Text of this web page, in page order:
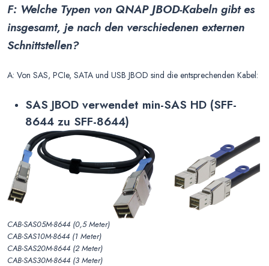
F: Welche Typen von QNAP JBOD-Kabeln gibt es
insgesamt, je nach den verschiedenen externen
Schnittstellen?
A: Von SAS, PCIe, SATA und USB JBOD sind die entsprechenden Kabel:
SAS JBOD verwendet min-SAS HD (SFF-
8644 zu SFF-8644)
CAB-SAS05M-8644 (0,5 Meter)
CAB-SAS10M-8644 (1 Meter)
CAB-SAS20M-8644 (2 Meter)
CAB-SAS30M-8644 (3 Meter)